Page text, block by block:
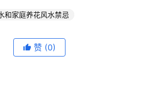
和家庭养花风水禁忌
赞 (0)